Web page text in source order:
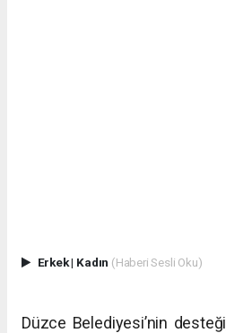
Erkek| Kadın (Haberi Sesli Oku)
Düzce Belediyesi’nin